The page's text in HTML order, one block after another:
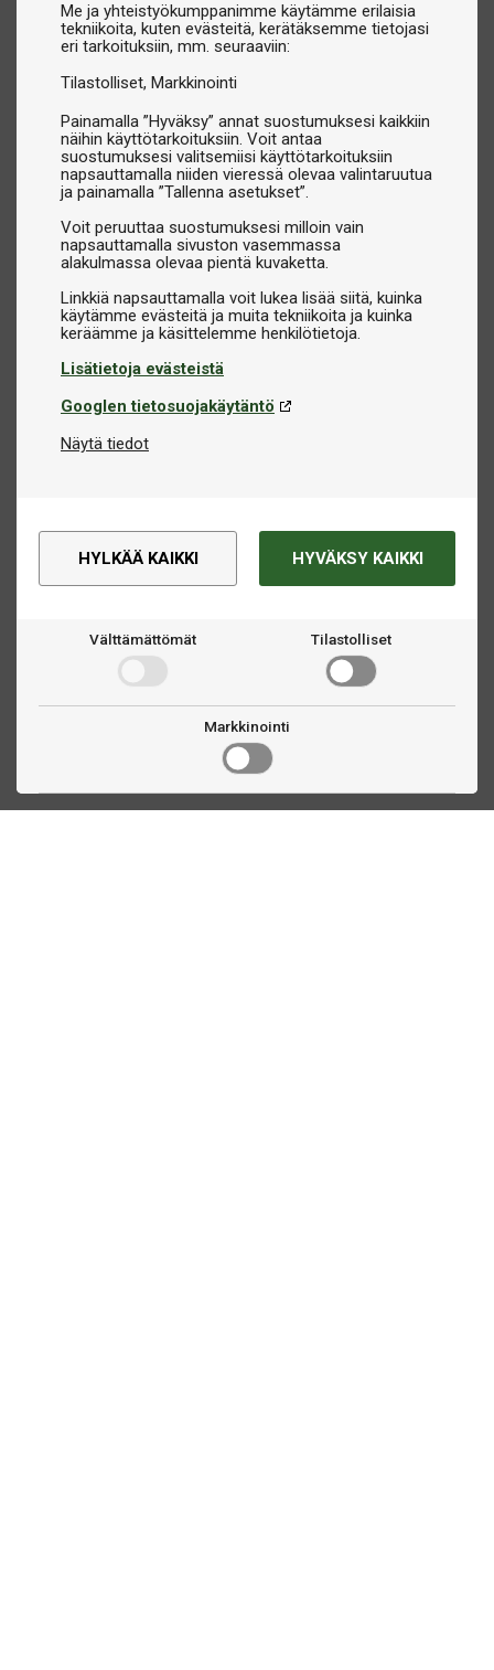
Me ja yhteistyökumppanimme käytämme erilaisia
tekniikoita, kuten evästeitä, kerätäksemme tietojasi
eri tarkoituksiin, mm. seuraaviin:
Tilastolliset Markkinointi
Painamalla ”Hyväksy” annat suostumuksesi kaikkiin
näihin käyttötarkoituksiin. Voit antaa
suostumuksesi valitsemiisi käyttötarkoituksiin
napsauttamalla niiden vieressä olevaa valintaruutua
ja painamalla ”Tallenna asetukset”.
Voit peruuttaa suostumuksesi milloin vain
napsauttamalla sivuston vasemmassa
alakulmassa olevaa pientä kuvaketta.
Linkkiä napsauttamalla voit lukea lisää siitä, kuinka
käytämme evästeitä ja muita tekniikoita ja kuinka
Lisätietoja evästeistä
Googlen tietosuojakäytäntö
Näytä tiedot
HYLKÄÄ KAIKKI HYVÄKSY KAIKKI
Välttämättömät Tilastolliset
Markkinointi